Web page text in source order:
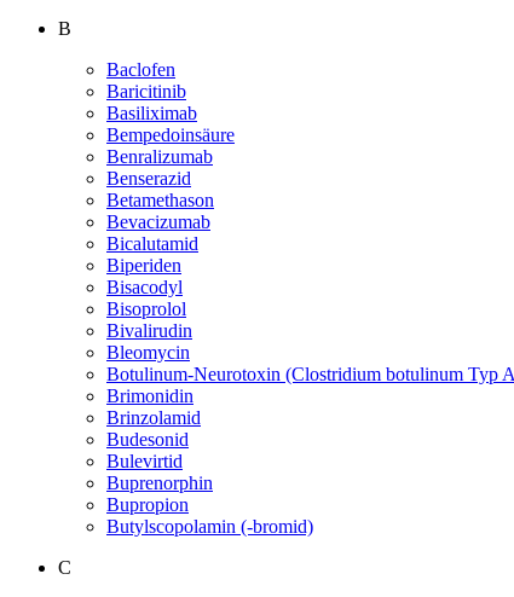
B
Baclofen
Baricitinib
Basiliximab
Bempedoinsäure
Benralizumab
Benserazid
Betamethason
Bevacizumab
Bicalutamid
Biperiden
Bisacodyl
Bisoprolol
Bivalirudin
Bleomycin
Botulinum-Neurotoxin (Clostridium botulinum Typ
Brimonidin
Brinzolamid
Budesonid
Bulevirtid
Buprenorphin
Bupropion
Butylscopolamin (-bromid)
C